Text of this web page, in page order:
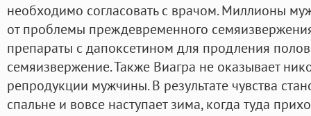
необходимо согласовать с врачом. Миллионы
от проблемы преждевременного
препараты с дапоксетином для продления
семяизвержение. Также Виагра не оказывает
репродукции мужчины. В результате чувства
спальне и вовсе наступает зима, когда туда